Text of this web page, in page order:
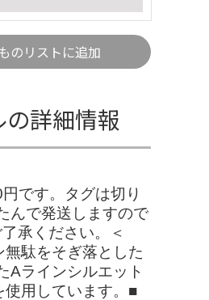
のリストに追加
詳細情報
です。タグは切り
んで発送しますので
承ください。＜
駄をそぎ落とした
Aラインシルエット
用しています。■